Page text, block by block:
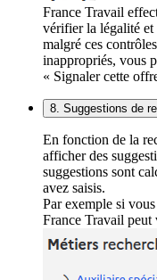
France Travail
vérifier la légalité
malgré ces
inappropriés, vous
« Signaler cette
8. Suggestions de
En fonction de la
afficher des
suggestions sont
avez saisis.
Par exemple si
France Travail peut